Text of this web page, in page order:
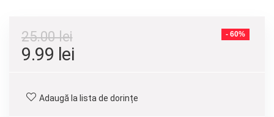
- 60%
25.00lei
9.99 lei
Adaugă la lista de dorințe